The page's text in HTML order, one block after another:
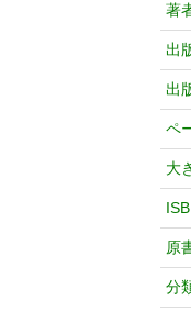
著
出
出
ペ
大
原
分